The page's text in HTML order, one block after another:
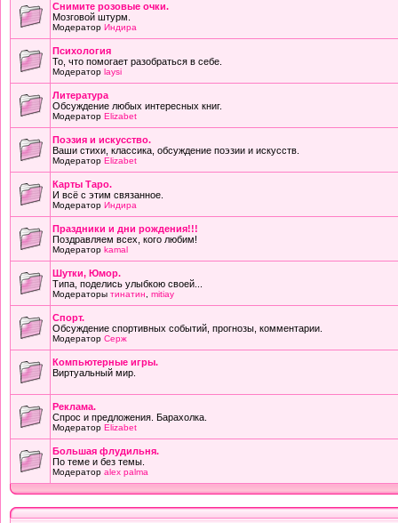
Снимите розовые очки.
Мозговой штурм.
Модератор Индира
Психология
То, что помогает разобраться в себе.
Модератор laysi
Литература
Обсуждение любых интересных книг.
Модератор Elizabet
Поэзия и искусство.
Ваши стихи, классика, обсуждение поэзии и искусств.
Модератор Elizabet
Карты Таро.
И всё с этим связанное.
Модератор Индира
Праздники и дни рождения!!!
Поздравляем всех, кого любим!
Модератор kamal
Шутки, Юмор.
Типа, поделись улыбкою своей...
Модераторы тинатин mitiay
Cпорт.
Обсуждение спортивных событий, прогнозы, комментарии.
Модератор Серж
Компьютерные игры.
Виртуальный мир.
Реклама.
Спрос и предложения. Барахолка.
Модератор Elizabet
Большая флудильня.
По теме и без темы.
Модератор alex palma